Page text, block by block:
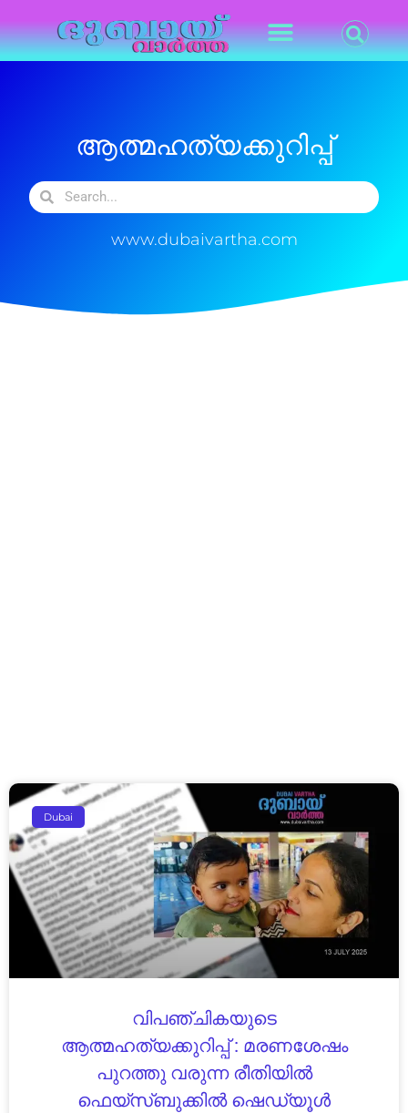
ആത്മഹത്യക്കുറിപ്പ്
www.dubaivartha.com
Dubai
വിപഞ്ചികയുടെ
ആത്മഹത്യക്കുറിപ്പ് : മരണശേഷം
പുറത്തു വരുന്ന രീതിയിൽ
ഫെയ്സ്ബുക്കിൽ ഷെഡ്യൂൾ